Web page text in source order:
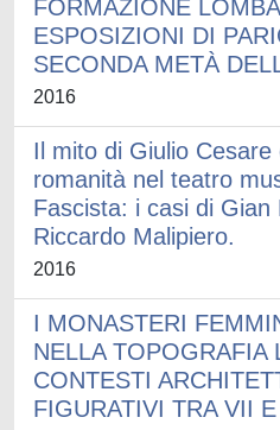
FORMAZIONE
ESPOSIZIONI DI
SECONDA METÀ
2016
Il mito di Giulio Cesare
romanità nel teatro
Fascista: i casi di Gian
Riccardo Malipiero.
2016
I MONASTERI
NELLA TOPOGRAFIA
CONTESTI
FIGURATIVI TRA VII